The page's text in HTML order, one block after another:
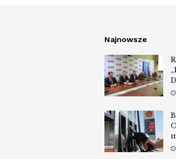
Najnowsze